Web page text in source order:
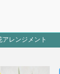
レンジメント